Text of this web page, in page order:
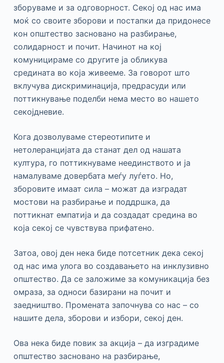
зборуваме и за одговорност. Секој од нас има
моќ со своите зборови и постапки да придонесе
кон општество засновано на разбирање,
солидарност и почит. Начинот на кој
комуницираме со другите ја обликува
средината во која живееме. За говорот што
вклучува дискриминација, предрасуди или
поттикнување поделби нема место во нашето
секојдневие.
Кога дозволуваме стереотипите и
нетолеранцијата да станат дел од нашата
култура, го поттикнуваме неединството и ја
намалуваме довербата меѓу луѓето. Но,
зборовите имаат сила – можат да изградат
мостови на разбирање и поддршка, да
поттикнат емпатија и да создадат средина во
која секој се чувствува прифатено.
Затоа, овој ден нека биде потсетник дека секој
од нас има улога во создавањето на инклузивно
општество. Да се заложиме за комуникација без
омраза, за односи базирани на почит и
заедништво. Промената започнува со нас – со
нашите дела, зборови и избори, секој ден.
Ова нека биде повик за акција – да изградиме
општество засновано на разбирање,